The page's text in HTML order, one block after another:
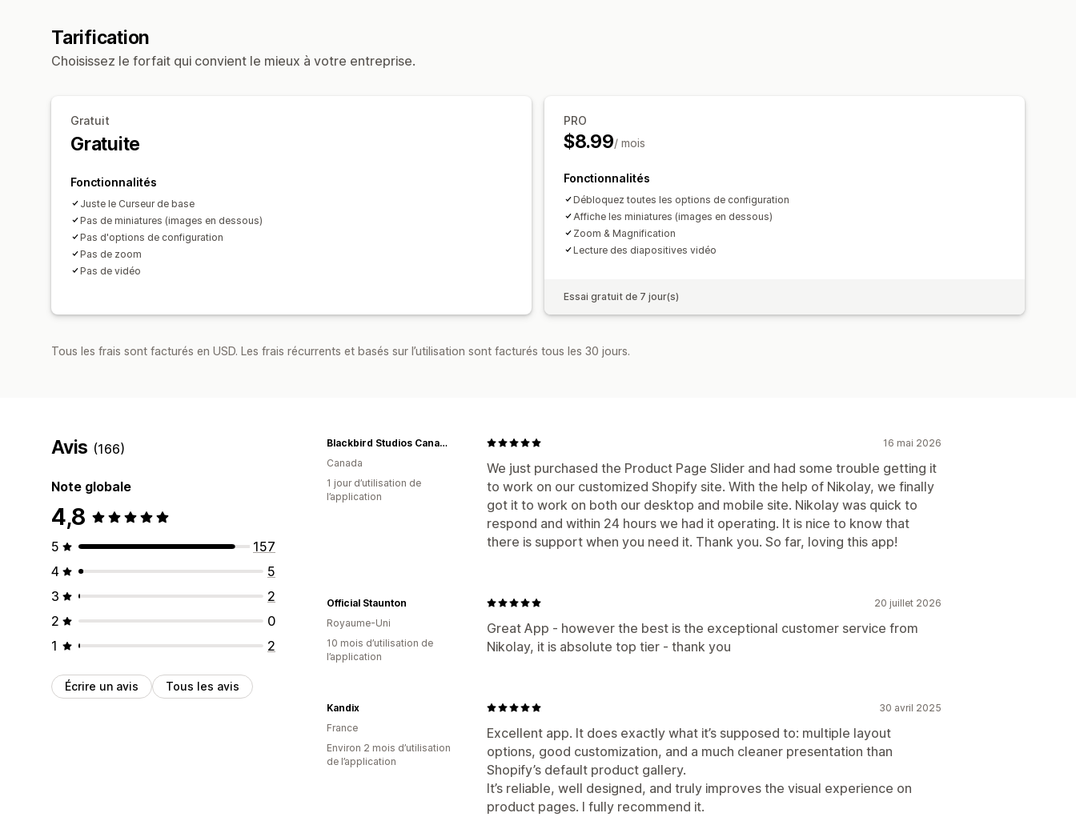
Tarification
Choisissez le forfait qui convient le mieux à votre entreprise.
Gratuit
Gratuite
Fonctionnalités
Juste le Curseur de base
Pas de miniatures (images en dessous)
Pas d'options de configuration
Pas de zoom
Pas de vidéo
PRO
$8.99/ mois
Fonctionnalités
Débloquez toutes les options de configuration
Affiche les miniatures (images en dessous)
Zoom & Magnification
Lecture des diapositives vidéo
Essai gratuit de 7 jour(s)
Tous les frais sont facturés en USD. Les frais récurrents et basés sur l’utilisation sont facturés tous les 30 jours.
Avis (166)
Note globale
4,8
5
157
4
5
3
2
2
0
1
2
Écrire un avis Tous les avis
16 mai 2026
We just purchased the Product Page Slider and had some trouble getting it
to work on our customized Shopify site. With the help of Nikolay, we finally
got it to work on both our desktop and mobile site. Nikolay was quick to
respond and within 24 hours we had it operating. It is nice to know that
there is support when you need it. Thank you. So far, loving this app!
Blackbird Studios Canada
Canada
1 jour d’utilisation de
l’application
20 juillet 2026
Great App - however the best is the exceptional customer service from
Nikolay, it is absolute top tier - thank you
Official Staunton
Royaume-Uni
10 mois d’utilisation de
l’application
30 avril 2025
Excellent app. It does exactly what it’s supposed to: multiple layout
options, good customization, and a much cleaner presentation than
Shopify’s default product gallery.
It’s reliable, well designed, and truly improves the visual experience on
product pages. I fully recommend it.
Kandix
France
Environ 2 mois d’utilisation
de l’application